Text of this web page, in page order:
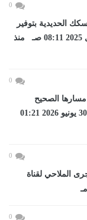
0
الحديدية بتوفير
أماكن في رحلات...اليوم الأربعاء، 2 أبريل 2025 08:11 صـ منذ
0
إلى مسارها الصحيح
ورسخت دعائم الاستقرار...اليوم الثلاثاء، 30 يونيو 2026 01:21
0
الملاحي لقناة
0